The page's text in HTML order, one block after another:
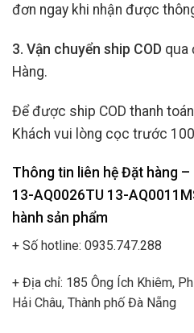
đơn ngay khi nhận được
3. Vận chuyển ship COD qua
Hàng.
Để được ship COD thanh
Khách vui lòng cọc trước
Thông tin liên hệ Đặt hàng –
13-AQ0026TU 13-
hành sản phẩm
+ Số hotline: 0935.747.288
+ Địa chỉ: 185 Ông Ích Khiêm,
Hải Châu, Thành phố Đà Nẵng